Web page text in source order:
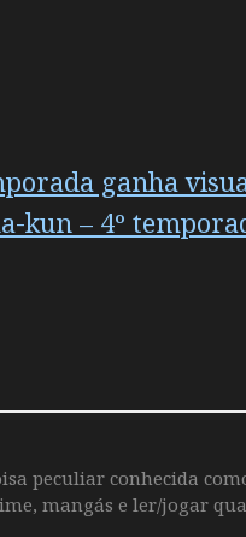
ganha
kun – 4º
peculiar conhecida
mangás e ler/jogar